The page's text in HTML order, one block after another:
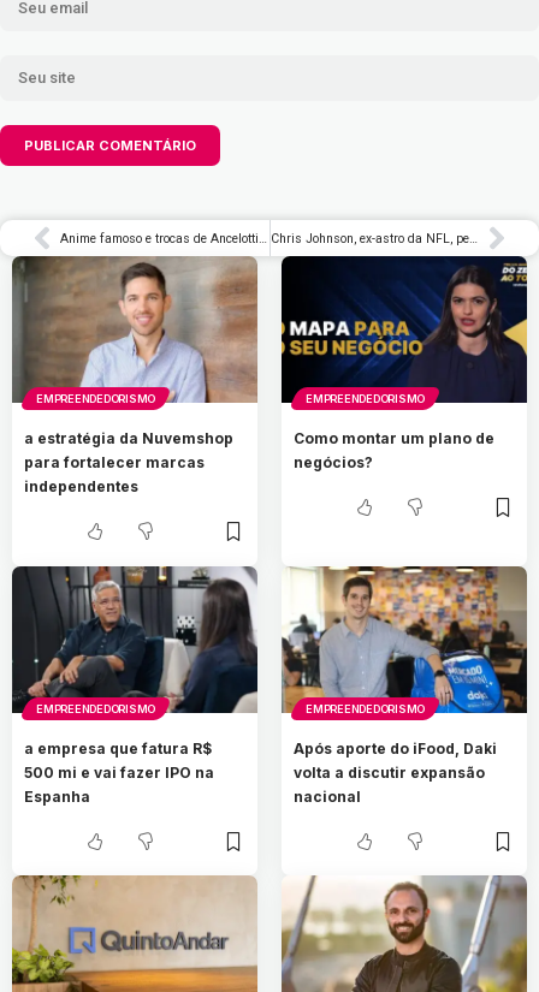
Chris Johnson, ex-astro da NFL, perde a voz para a ELA aos 40 anos e faz relato emocionante – Rolling Stone Brasil
EMPREENDEDORISMO
a estratégia da Nuvemshop
para fortalecer marcas
independentes
EMPREENDEDORISMO
Como montar um plano de
negócios?
EMPREENDEDORISMO
a empresa que fatura R$
500 mi e vai fazer IPO na
Espanha
EMPREENDEDORISMO
Após aporte do iFood, Daki
volta a discutir expansão
nacional